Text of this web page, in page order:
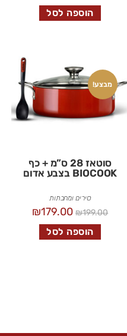
הוספה לסל
מבצע!
סוטאז 28 ס”מ + כף
BIOCOOK בצבע אדום
סירים ומחבתות
₪199.00
₪179.00
הוספה לסל